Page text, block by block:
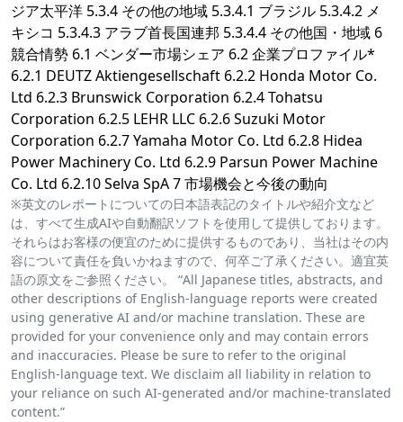
ジア太平洋 5.3.4 その他の地域 5.3.4.1 ブラジル 5.3.4.2 メ
キシコ 5.3.4.3 アラブ首長国連邦 5.3.4.4 その他国・地域 6
競合情勢 6.1 ベンダー市場シェア 6.2 企業プロファイル*
6.2.1 DEUTZ Aktiengesellschaft 6.2.2 Honda Motor Co.
Ltd 6.2.3 Brunswick Corporation 6.2.4 Tohatsu
Corporation 6.2.5 LEHR LLC 6.2.6 Suzuki Motor
Corporation 6.2.7 Yamaha Motor Co. Ltd 6.2.8 Hidea
Power Machinery Co. Ltd 6.2.9 Parsun Power Machine
Co. Ltd 6.2.10 Selva SpA 7 市場機会と今後の動向
※英文のレポートについての日本語表記のタイトルや紹介文など
は、すべて生成AIや自動翻訳ソフトを使用して提供しております。
それらはお客様の便宜のために提供するものであり、当社はその内
容について責任を負いかねますので、何卒ご了承ください。適宜英
語の原文をご参照ください。 “All Japanese titles, abstracts, and
other descriptions of English-language reports were created
using generative AI and/or machine translation. These are
provided for your convenience only and may contain errors
and inaccuracies. Please be sure to refer to the original
English-language text. We disclaim all liability in relation to
your reliance on such AI-generated and/or machine-translated
content.”